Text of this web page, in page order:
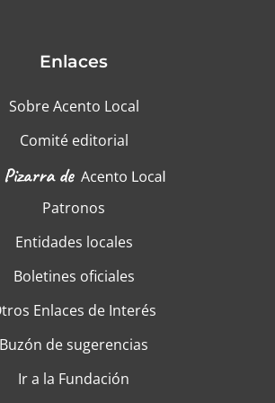
Enlaces
Sobre Acento Local
Comité editorial
Patronos
Entidades locales
Boletines oficiales
Enlaces de Interés
Buzón de sugerencias
Ir a la Fundación